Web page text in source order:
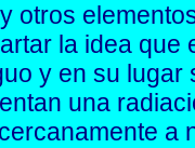
otros
la idea que
y en su
una
a